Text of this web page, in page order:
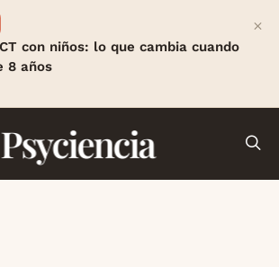
con niños: lo que cambia cuando
8 años
×
Psyciencia